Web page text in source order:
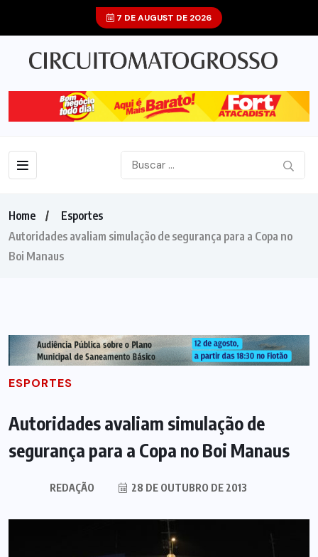
7 DE AUGUST DE 2026
Home
Esportes
Autoridades avaliam simulação de segurança para a Copa no
Boi Manaus
ESPORTES
Autoridades avaliam simulação de
segurança para a Copa no Boi Manaus
REDAÇÃO 28 DE OUTUBRO DE 2013